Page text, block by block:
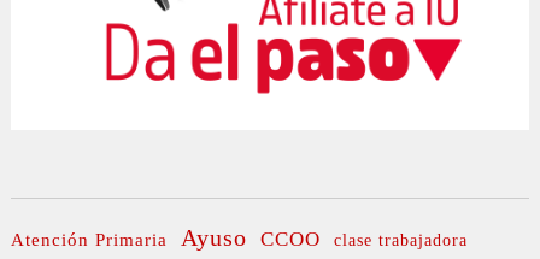
Atención Primaria Ayuso CCOO clase trabajadora